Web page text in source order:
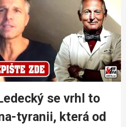
se vrhl to
tyranii, která od